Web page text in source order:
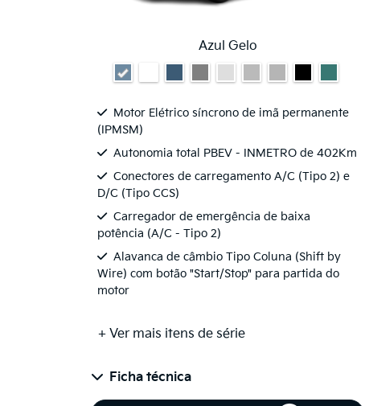
Azul Gelo
Motor Elétrico síncrono de imã permanente
(IPMSM)
Autonomia total PBEV - INMETRO de 402Km
Conectores de carregamento A/C (Tipo 2) e
D/C (Tipo CCS)
Carregador de emergência de baixa
potência (A/C - Tipo 2)
Alavanca de câmbio Tipo Coluna (Shift by
Wire) com botão "Start/Stop" para partida do
motor
+ Ver mais itens de série
Ficha técnica